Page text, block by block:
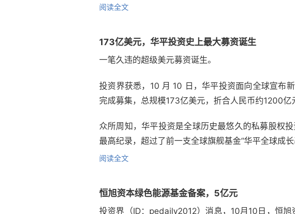
阅读全文
173亿美元，华平投资史上最大募资诞生
一笔久违的超级美元募资诞生。
投资界获悉，10 月 10 日，华平投资面向全球宣
完成募集，总规模173亿美元，折合人民币约1200亿
众所周知，华平投资是全球历史最悠久的私募股权
最高纪录，超过了前一支全球旗舰基金“华平全球成
阅读全文
恒旭资本绿色能源基金备案，5亿元
投资界（ID：pedaily2012）消息，10月10日，恒旭